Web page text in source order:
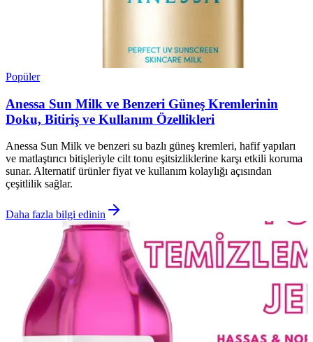
Popüler
Anessa Sun Milk ve Benzeri Güneş Kremlerinin
Doku, Bitiriş ve Kullanım Özellikleri
Anessa Sun Milk ve benzeri su bazlı güneş kremleri, hafif yapıları
ve matlaştırıcı bitişleriyle cilt tonu eşitsizliklerine karşı etkili koruma
sunar. Alternatif ürünler fiyat ve kullanım kolaylığı açısından
çeşitlilik sağlar.
Daha fazla bilgi edinin